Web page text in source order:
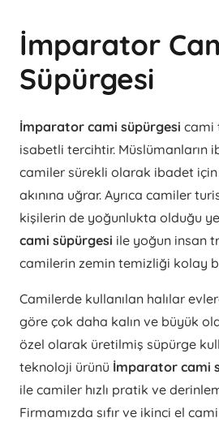
İmparator
Süpürgesi
İmparator cami süpürgesi cami
isabetli tercihtir. Müslümanların
camiler sürekli olarak ibadet
akınına uğrar. Ayrıca camiler
kişilerin de yoğunlukta olduğu
cami süpürgesi ile yoğun insan
camilerin zemin temizliği kolay
Camilerde kullanılan halılar
göre çok daha kalın ve büyük
özel olarak üretilmiş süpürge
teknoloji ürünü İmparator cami
ile camiler hızlı pratik ve
Firmamızda sıfır ve ikinci el